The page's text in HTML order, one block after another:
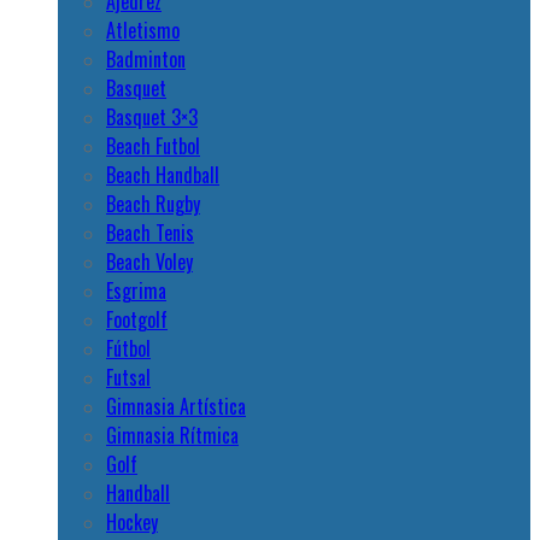
Atletismo
Badminton
Basquet
Basquet 3×3
Beach Futbol
Beach Handball
Beach Rugby
Beach Tenis
Beach Voley
Esgrima
Footgolf
Fútbol
Futsal
Gimnasia Artística
Gimnasia Rítmica
Golf
Handball
Hockey